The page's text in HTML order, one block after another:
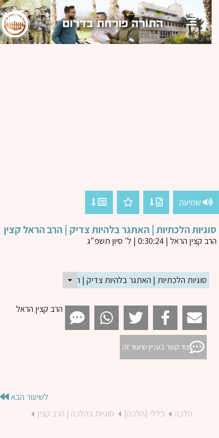
שמיעה
הלכתיות | האתגר בלהיות צדיק | הרב הראל קצין
קצין הראל| 0:30:24 | ל' סיון תשפ"ג
סוגיות הלכתיות | האתגר בלהיות צדיק | הרב הראל קצין
הרב קצין הראל
צור קשר בעניין שיעור זה
לשיעור הבא
הלכה
כללי [הלכה] סוגיות בהלכה | הרב קצין